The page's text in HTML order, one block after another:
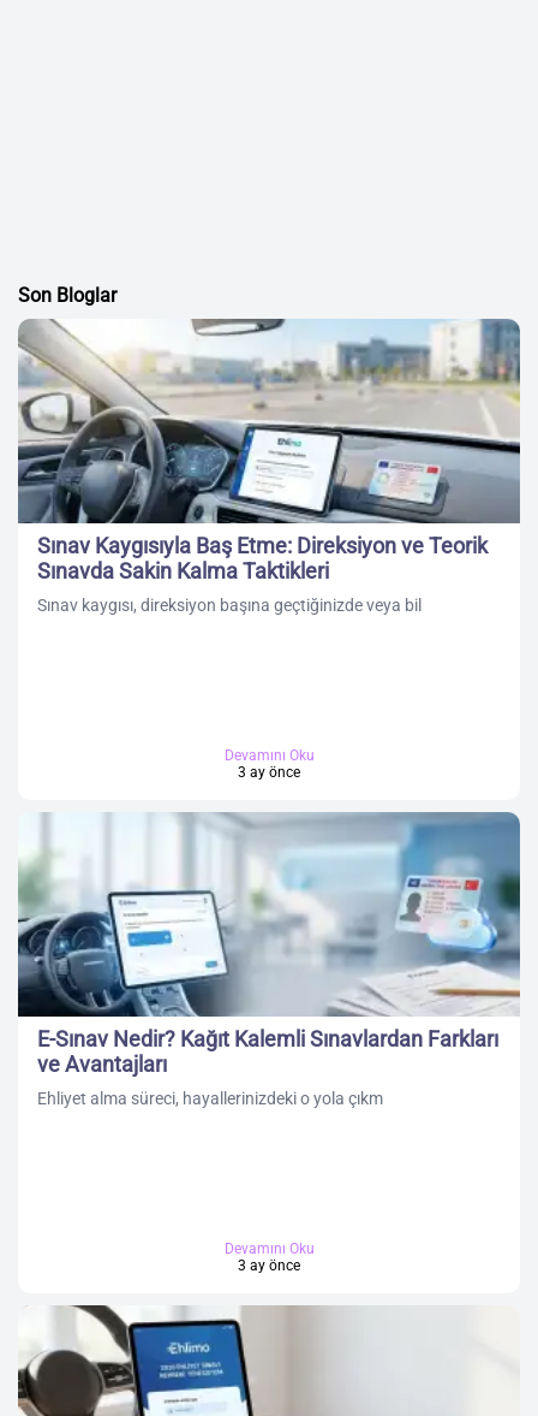
Son Bloglar
Sınav Kaygısıyla Baş Etme: Direksiyon ve Teorik
Sınavda Sakin Kalma Taktikleri
Sınav kaygısı, direksiyon başına geçtiğinizde veya bil
Devamını Oku
3 ay önce
E-Sınav Nedir? Kağıt Kalemli Sınavlardan Farkları
ve Avantajları
Ehliyet alma süreci, hayallerinizdeki o yola çıkm
Devamını Oku
3 ay önce